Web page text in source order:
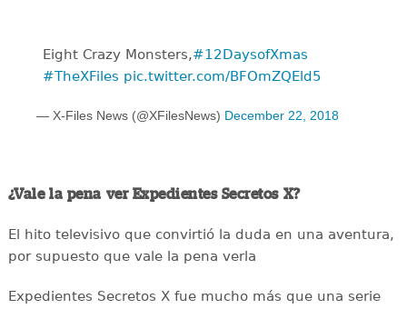
Eight Crazy Monsters,#12DaysofXmas
#TheXFiles pic.twitter.com/BFOmZQEld5
— X-Files News (@XFilesNews) December 22, 2018
¿Vale la pena ver Expedientes Secretos X?
El hito televisivo que convirtió la duda en una aventura,
por supuesto que vale la pena verla
Expedientes Secretos X fue mucho más que una serie